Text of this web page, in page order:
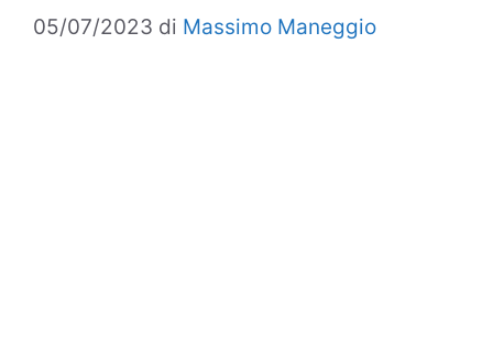
05/07/2023 di Massimo Maneggio